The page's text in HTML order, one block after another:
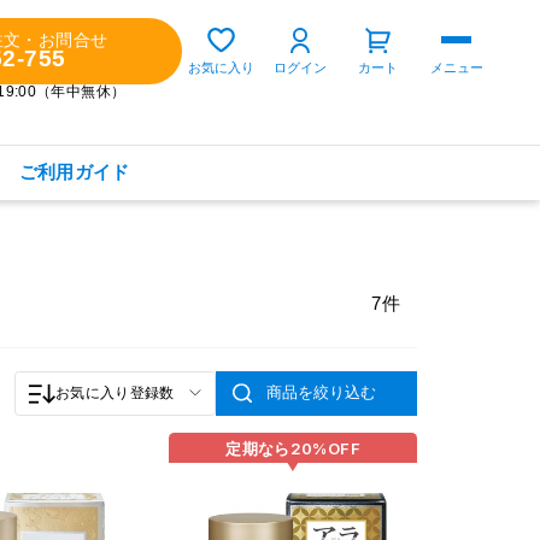
文・お問合せ
755
（年中無休）
お気に入り ログイン カート メニュー
ご利用ガイド
ゲスト 様
お気に入り お知らせ
商品カテゴリから探す
健康食品(サプリメント)
7件
お気に入り登録数 商品を絞り込む
定期なら20%OFF